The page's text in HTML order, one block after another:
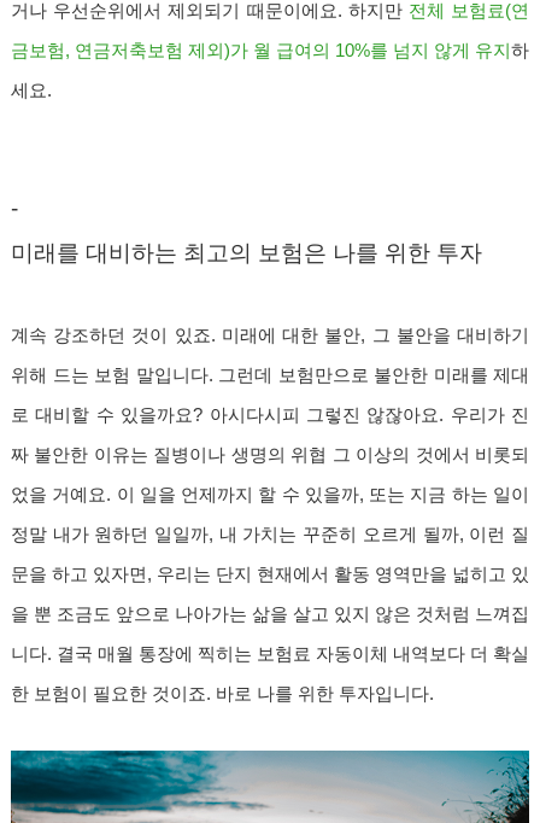
거나 우선순위에서 제외되기 때문이에요. 하지만 전체 보험료(연
금보험, 연금저축보험 제외)가 월 급여의 10%를 넘지 않게 유지 하
세요.
-
미래를 대비하는 최고의 보험은 나를 위한 투자
계속 강조하던 것이 있죠. 미래에 대한 불안, 그 불안을 대비하기
위해 드는 보험 말입니다. 그런데 보험만으로 불안한 미래를 제대
로 대비할 수 있을까요? 아시다시피 그렇진 않잖아요. 우리가 진
짜 불안한 이유는 질병이나 생명의 위협 그 이상의 것에서 비롯되
었을 거예요. 이 일을 언제까지 할 수 있을까, 또는 지금 하는 일이
정말 내가 원하던 일일까, 내 가치는 꾸준히 오르게 될까, 이런 질
문을 하고 있자면, 우리는 단지 현재에서 활동 영역만을 넓히고 있
을 뿐 조금도 앞으로 나아가는 삶을 살고 있지 않은 것처럼 느껴집
니다. 결국 매월 통장에 찍히는 보험료 자동이체 내역보다 더 확실
한 보험이 필요한 것이죠. 바로 나를 위한 투자입니다.